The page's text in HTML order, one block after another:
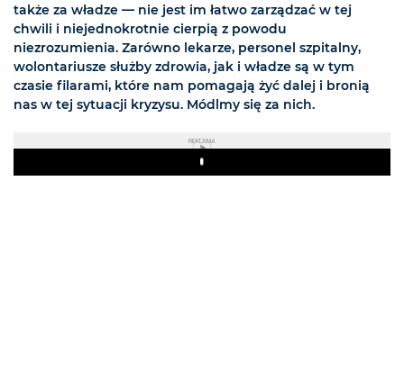
także za władze — nie jest im łatwo zarządzać w tej
chwili i niejednokrotnie cierpią z powodu
niezrozumienia. Zarówno lekarze, personel szpitalny,
wolontariusze służby zdrowia, jak i władze są w tym
czasie filarami, które nam pomagają żyć dalej i bronią
nas w tej sytuacji kryzysu. Módlmy się za nich.
REKLAMA
Play